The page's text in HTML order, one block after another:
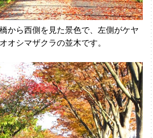
から西側を見た景色で、左側がケヤ
オシマザクラの並木です。